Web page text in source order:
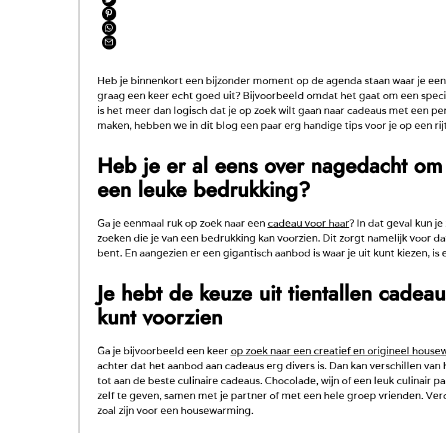
Heb je binnenkort een bijzonder moment op de agenda staan waar je
graag een keer echt goed uit? Bijvoorbeeld omdat het gaat om een
is het meer dan logisch dat je op zoek wilt gaan naar cadeaus met een
maken, hebben we in dit blog een paar erg handige tips voor je op een
Heb je er al eens over nagedacht
een leuke bedrukking?
Ga je eenmaal ruk op zoek naar eencadeau voor haar? In dat geval kun
zoeken die je van een bedrukking kan voorzien. Dit zorgt namelijk voor
bent. En aangezien er een gigantisch aanbod is waar je uit kunt kiezen,
Je hebt de keuze uit tientallen
kunt voorzien
Ga je bijvoorbeeld een keerop zoek naar een creatief en origineel
achter dat het aanbod aan cadeaus erg divers is. Dan kan verschillen
tot aan de beste culinaire cadeaus. Chocolade, wijn of een leuk culinair
zelf te geven, samen met je partner of met een hele groep vrienden.
zoal zijn voor een housewarming.